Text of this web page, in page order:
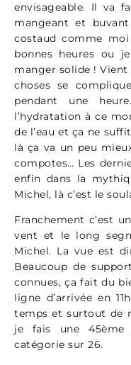
envisageable. Il va
mangeant et
costaud comme
bonnes heures ou
manger solide ! Vient
choses se
pendant une
l’hydratation à ce
de l’eau et ça ne
là ça va un peu
compotes… Les
enfin dans la
Michel, là c’est le
Franchement c’est
vent et le long
Michel. La vue est
Beaucoup de
connues, ça fait du
ligne d’arrivée en
temps et surtout de
je fais une
catégorie sur 26.